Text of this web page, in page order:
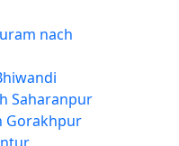
nach
Saharanpur
Gorakhpur